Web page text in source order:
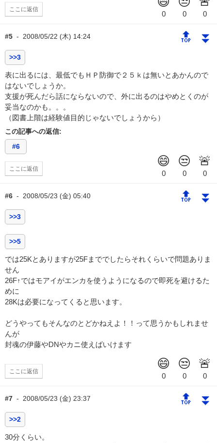
ここに返信
#5 - 2008/05/22 (木) 14:24 🔝 ⏬
>>3
表に出るには、最低でもＨＰ防御で２５ｋは無いとあかんので
はないでしょうか。
支援が死んだら話にならないので、外に出るのはやめとくのが
妥当なのかも。。。
（図書上階は経験値目的じゃないでしょうから）
この記事への返信:
#6
ここに返信
#6 - 2008/05/23 (金) 05:40 🔝 ⏬
>>3
>>5
では25Kとありますが25Fまででしたらそれくらいで問題ありま
せん
26F↑ではモアイがエンカを使うようになるので即死を避けるた
めに
28Kは必要になってくると思います。
どうやってもそんなのとどかねえよ！！って思うかもしれませ
んが
封魂の伊藤やDNやカニ使えばいけます
ここに返信
#7 - 2008/05/23 (金) 23:37 🔝 ⏬
>>2
30分くらい。